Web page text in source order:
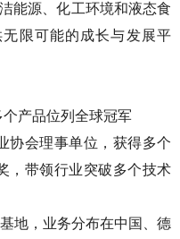
能源、化工环境和液态食
限可能的成长与发展平
产品位列全球冠军
协会理事单位，获得多个
，带领行业突破多个技术
地，业务分布在中国、德